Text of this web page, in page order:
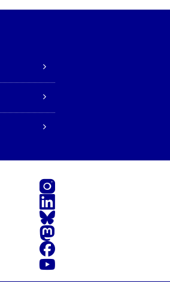
Instagram
LinkedIn
Bluesky
Mastodon
Facebook
Youtube